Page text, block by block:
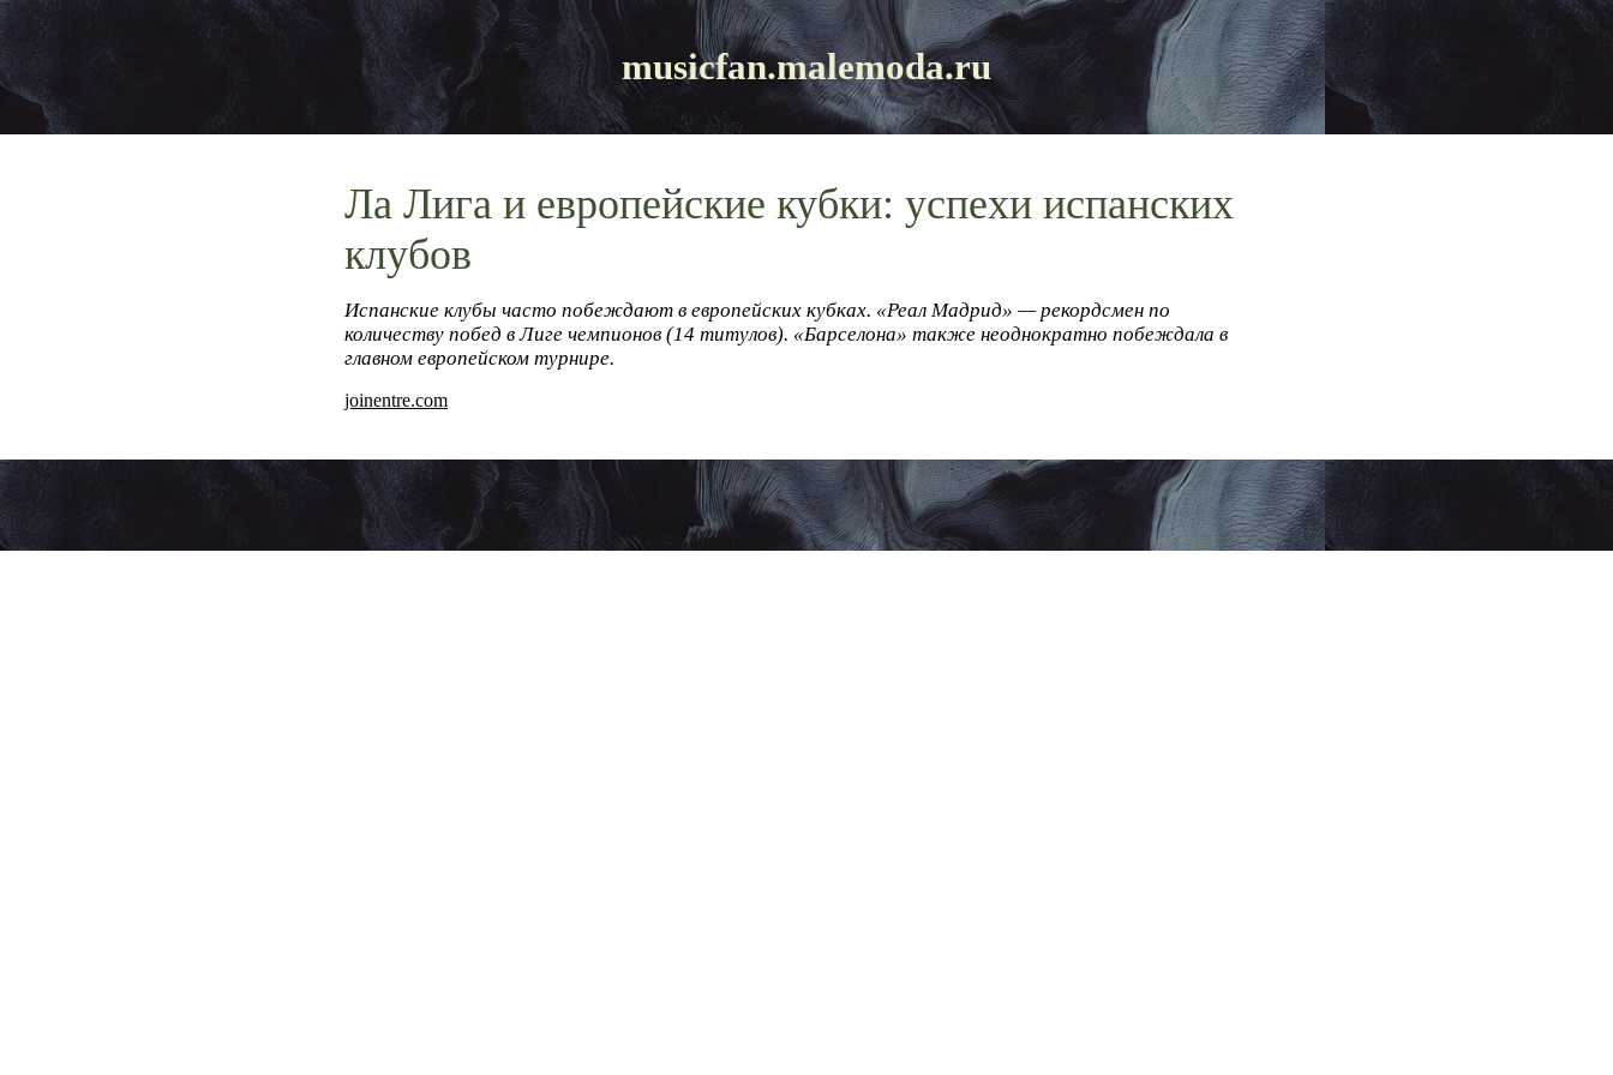
musicfan.malemoda.ru
Ла Лига и европейские кубки: успехи испанских
клубов
Испанские клубы часто побеждают в европейских кубках. «Реал Мадрид» — рекордсмен по
количеству побед в Лиге чемпионов (14 титулов). «Барселона» также неоднократно побеждала в
главном европейском турнире.
joinentre.com